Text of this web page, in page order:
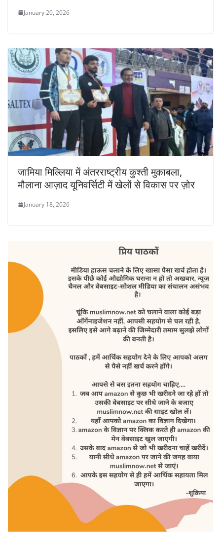
January 20, 2026
जामिया मिल्लिया में अंतरराष्ट्रीय कुश्ती मुकाबला,
मौलाना आज़ाद यूनिवर्सिटी में खेलों से विकास पर ज़ोर
January 18, 2026